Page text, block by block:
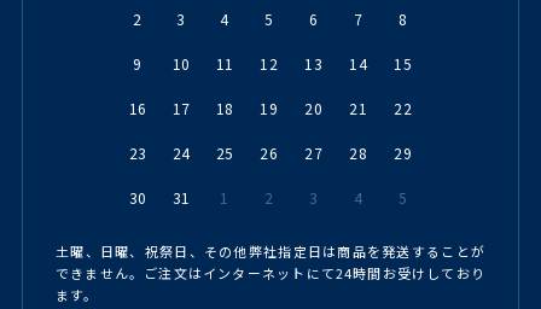
2 3 4 5 6 7 8
9 10 11 12 13 14 15
16 17 18 19 20 21 22
23 24 25 26 27 28 29
30 31 1 2 3 4 5
土曜、日曜、祝祭日、その他弊社指定日は商品を発送することが
できません。ご注文はインターネットにて24時間お受けしており
ます。